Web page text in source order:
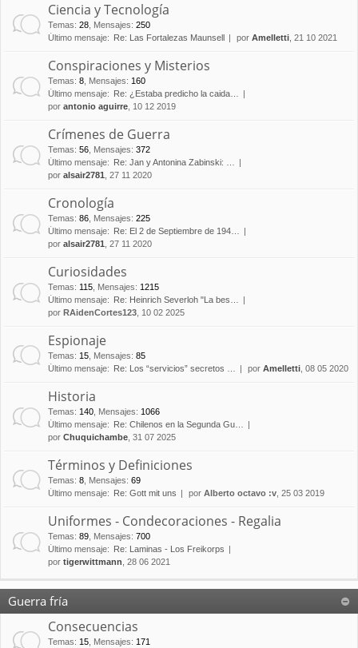
Ciencia y Tecnología
Temas: 28 Mensajes: 250
Último mensaje:
Re: Las Fortalezas Maunsell por Amelletti , 21 10 2021
Conspiraciones y Misterios
Temas: 8 Mensajes: 160
Último mensaje:
Re: ¿Estaba predicho la caida…
por antonio aguirre , 10 12 2019
Crímenes de Guerra
Temas: 56 Mensajes: 372
Último mensaje:
Re: Jan y Antonina Zabinski: …
por alsair2781 , 27 11 2020
Cronología
Temas: 86 Mensajes: 225
Último mensaje:
Re: El 2 de Septiembre de 194…
por alsair2781 , 27 11 2020
Curiosidades
Temas: 115 Mensajes: 1215
Último mensaje:
Re: Heinrich Severloh "La bes…
por RAidenCortes123 , 10 02 2025
Espionaje
Temas: 15 Mensajes: 85
Último mensaje:
Re: Los “servicios” secretos … por Amelletti , 08 05 2020
Historia
Temas: 140 Mensajes: 1066
Último mensaje:
Re: Chilenos en la Segunda Gu…
por Chuquichambe , 31 07 2025
Términos y Definiciones
Temas: 8 Mensajes: 69
Último mensaje:
Re: Gott mit uns por Alberto octavo :v , 25 03 2019
Uniformes - Condecoraciones - Regalia
Temas: 89 Mensajes: 700
Último mensaje:
Re: Laminas - Los Freikorps
por tigerwittmann , 28 06 2021
Guerra fría
Consecuencias
Temas: 15 Mensajes: 171